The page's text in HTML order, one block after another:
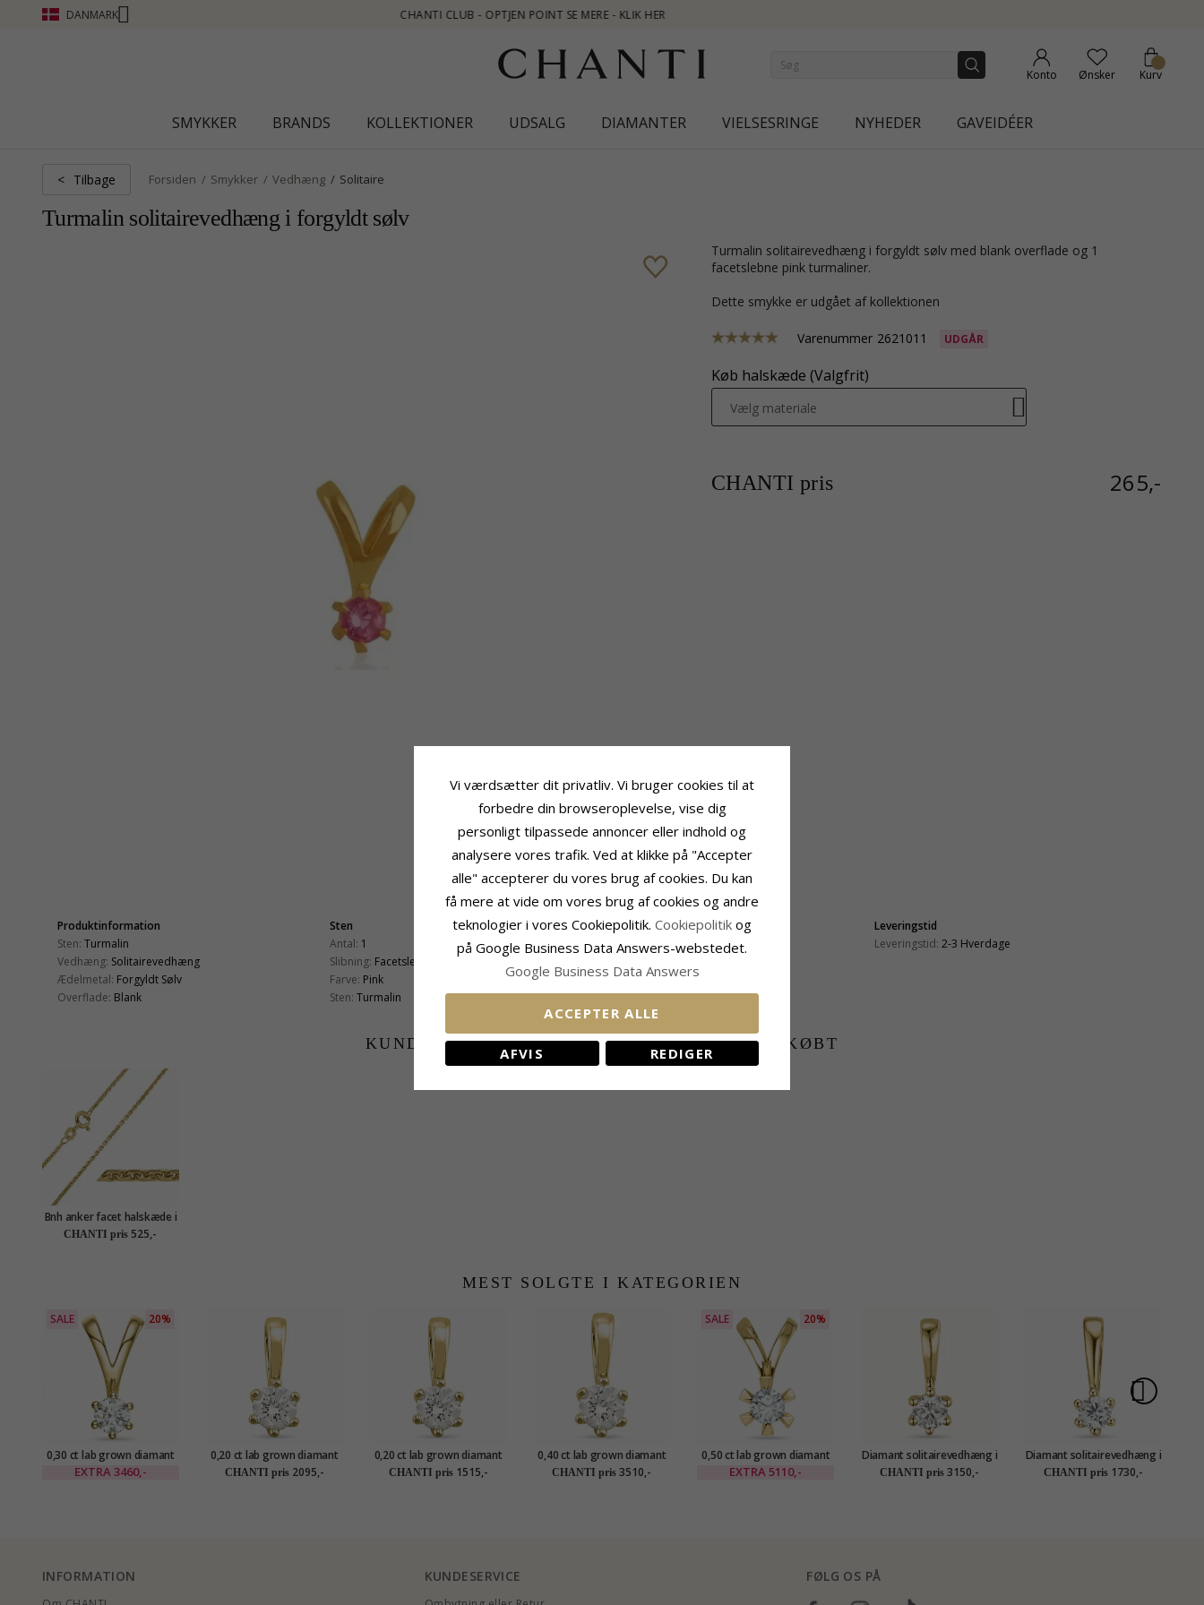
DANMARK
CHANTI CLUB - OPTJEN POINT SE MERE - KLIK HER
Konto Ønsker Kurv
SMYKKER BRANDS KOLLEKTIONER UDSALG DIAMANTER VIELSESRINGE NYHEDER GAVEIDÉER
< Tilbage Forsiden Smykker Vedhæng Solitaire
Turmalin solitairevedhæng i forgyldt sølv
turmalin solitairevedhæng i forgyldt sølv med blank overflade og 1
facetslebne pink turmaliner.
Dette smykke er udgået af kollektionen
Varenummer 2621011 UDGÅR
Køb halskæde (Valgfrit)
Vælg materiale
CHANTI pris 265,-
Produktinformation
Sten: Turmalin
Vedhæng: Solitairevedhæng
Ædelmetal: Forgyldt Sølv
Overflade: Blank
Sten
Antal: 1
Slibning: Facetsleben
Farve: Pink
Sten: Turmalin
Fatning
Højde:14,3 mm
Bredde: 5,7 mm
Dybde:4,0 mm
Leveringstid
Leveringstid: 2-3 Hverdage
KUNDER DER HAR KØBT DENNE HAR OGSÁ KØBT
Bnh anker facet halskæde i
forgyldt sølv 50 cm x 1,4
mm
CHANTI pris 525,-
MEST SOLGTE I KATEGORIEN
SALE 20%
0,30 ct lab grown diamant
solitairevedhæng i 14 karat
EXTRA3460,-
0,20 ct lab grown diamant
vedhæng i 14 karat guld
0,20 ct
CHANTI pris 2095,-
0,20 ct lab grown diamant
solitairevedhæng i 9 karat
guld 0,20 ct
CHANTI pris 1515,-
0,40 ct lab grown diamant
vedhæng i 14 karat guld
0,40 ct
CHANTI pris 3510,-
SALE 20%
0,50 ct lab grown diamant
vedhæng i 14 karat guld
EXTRA5110,-
Diamant solitairevedhæng i
14 karat guld 0,10 ct
CHANTI pris 3150,-
Diamant solitairevedhæng i
14 karat guld 0,05 ct
CHANTI pris 1730,-
INFORMATION KUNDESERVICE FØLG OS PÅ
Vi værdsætter dit privatliv. Vi bruger cookies til at
forbedre din browseroplevelse, vise dig
personligt tilpassede annoncer eller indhold og
analysere vores trafik. Ved at klikke på "Accepter
alle" accepterer du vores brug af cookies. Du kan
få mere at vide om vores brug af cookies og andre
teknologier i vores Cookiepolitik. Cookiepolitik og
på Google Business Data Answers-webstedet.
Google Business Data Answers
ACCEPTER ALLE
AFVIS REDIGER